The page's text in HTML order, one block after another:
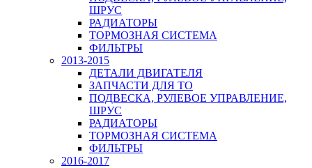
ШРУС
РАДИАТОРЫ
ТОРМОЗНАЯ СИСТЕМА
ФИЛЬТРЫ
2013-2015
ДЕТАЛИ ДВИГАТЕЛЯ
ЗАПЧАСТИ ДЛЯ ТО
ПОДВЕСКА, РУЛЕВОЕ УПРАВЛЕНИЕ,
ШРУС
РАДИАТОРЫ
ТОРМОЗНАЯ СИСТЕМА
ФИЛЬТРЫ
2016-2017